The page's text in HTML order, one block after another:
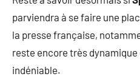
parviendra à se faire une
la presse française,
reste encore très dynamique
indéniable.